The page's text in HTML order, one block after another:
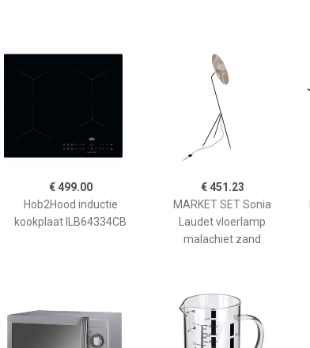
€ 499.00
Hob2Hood inductie
kookplaat ILB64334CB
€ 451.23
MARKET SET Sonia
Laudet vloerlamp
malachiet zand